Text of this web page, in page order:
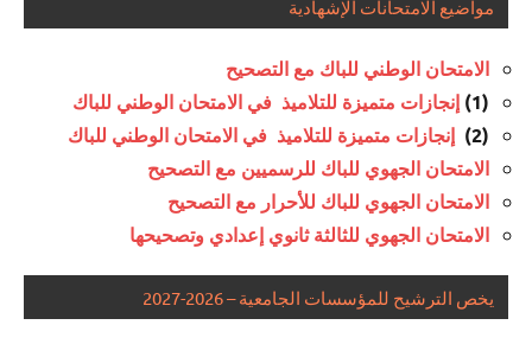
مواضيع الامتحانات الإشهادية
الامتحان الوطني للباك مع التصحيح
(1)
إنجازات متميزة للتلاميذ في الامتحان الوطني للباك
(2)
إنجازات متميزة للتلاميذ في الامتحان الوطني للباك
الامتحان الجهوي للباك للرسميين مع التصحيح
الامتحان الجهوي للباك للأحرار مع التصحيح
الامتحان الجهوي للثالثة ثانوي إعدادي وتصحيحها
يخص الترشيح للمؤسسات الجامعية – 2026-2027